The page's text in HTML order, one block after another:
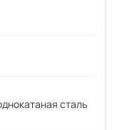
сталь